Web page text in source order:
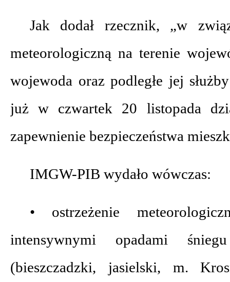
Jak dodał rzecznik, „w
meteorologiczną na terenie
wojewoda oraz podległe jej
już w czwartek 20 listopada
zapewnienie bezpieczeństwa
IMGW-PIB wydało wówczas:
• ostrzeżenie
intensywnymi opadami
(bieszczadzki, jasielski, m.